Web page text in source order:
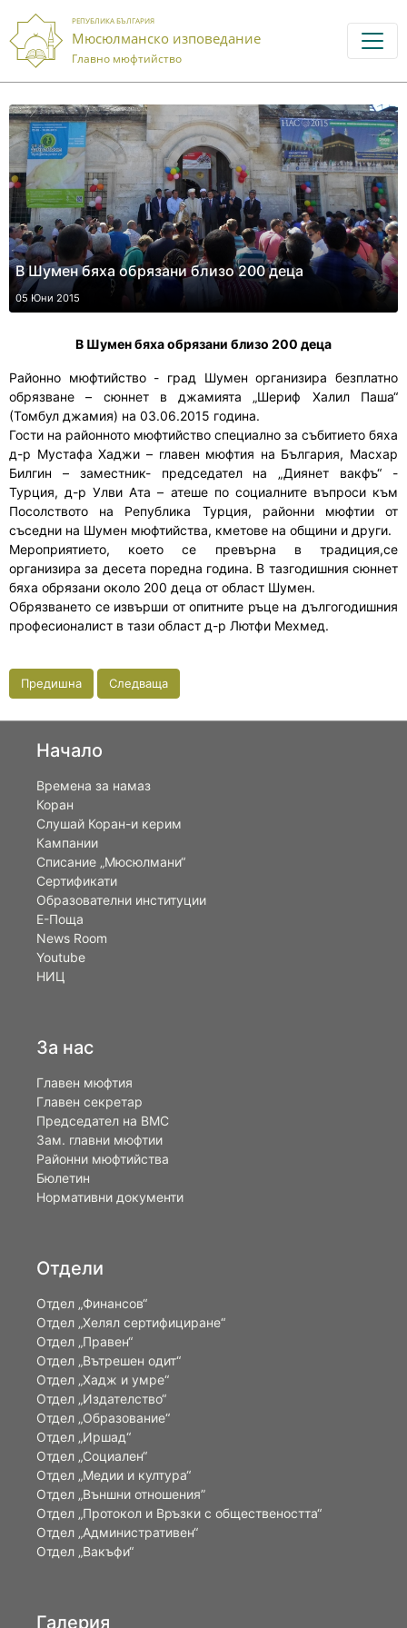
РЕПУБЛИКА БЪЛГАРИЯ
Мюсюлманско изповедание
Главно мюфтийство
В Шумен бяха обрязани близо 200 деца
05 Юни 2015
В Шумен бяха обрязани близо 200 деца
Районно мюфтийство - град Шумен организира безплатно
обрязване – сюннет в джамията „Шериф Халил Паша“
(Томбул джамия) на 03.06.2015 година.
Гости на районното мюфтийство специално за събитието бяха
д-р Мустафа Хаджи – главен мюфтия на България, Масхар
Билгин – заместник- председател на „Диянет вакфъ“ -
Турция, д-р Улви Ата – атеше по социалните въпроси към
Посолството на Република Турция, районни мюфтии от
съседни на Шумен мюфтийства, кметове на общини и други.
Мероприятието, което се превърна в традиция,се
организира за десета поредна година. В тазгодишния сюннет
бяха обрязани около 200 деца от област Шумен.
Обрязването се извърши от опитните ръце на дългогодишния
професионалист в тази област д-р Лютфи Мехмед.
Предишна Следваща
Начало
Времена за намаз
Коран
Слушай Коран-и керим
Кампании
Списание „Мюсюлмани“
Сертификати
Образователни институции
Е-Поща
News Room
Youtube
НИЦ
За нас
Главен мюфтия
Главен секретар
Председател на ВМС
Зам. главни мюфтии
Районни мюфтийства
Бюлетин
Нормативни документи
Отдели
Отдел „Финансов“
Отдел „Хелял сертифициране“
Отдел „Правен“
Отдел „Вътрешен одит“
Отдел „Хадж и умре“
Отдел „Издателство“
Отдел „Образование“
Отдел „Иршад“
Отдел „Социален“
Отдел „Медии и култура“
Отдел „Външни отношения”
Oтдел „Протокол и Връзки с обществеността“
Отдел „Административен“
Отдел „Вакъфи“
Галерия